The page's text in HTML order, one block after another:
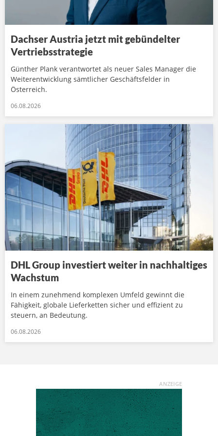
Dachser Austria jetzt mit gebündelter
Vertriebsstrategie
Günther Plank verantwortet als neuer Sales Manager die
Weiterentwicklung sämtlicher Geschäftsfelder in
Österreich.
06.08.2026
DHL Group investiert weiter in nachhaltiges
Wachstum
In einem zunehmend komplexen Umfeld gewinnt die
Fähigkeit, globale Lieferketten sicher und effizient zu
steuern, an Bedeutung.
06.08.2026
ANZEIGE